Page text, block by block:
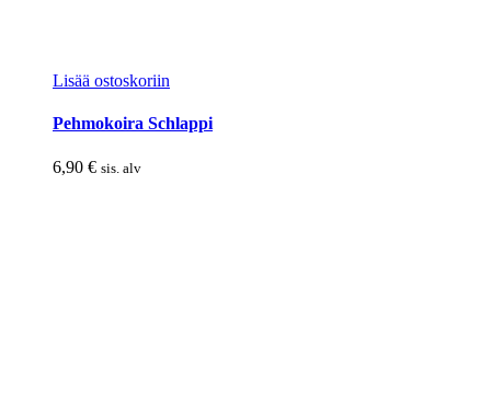
Lisää ostoskoriin
Pehmokoira Schlappi
6,90 € sis. alv